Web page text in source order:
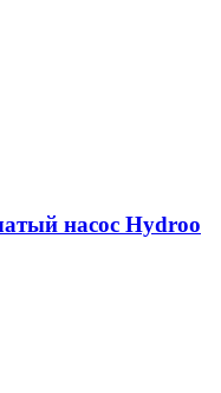
насос Hydroo